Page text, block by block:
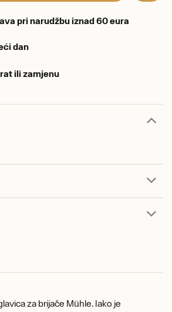
pri narudžbu iznad 60 eura
dan
ili zamjenu
za brijače Mühle. Iako je